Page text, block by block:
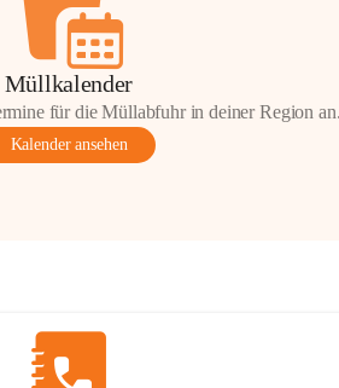
Müllkalender
für die Müllabfuhr in deiner Region an.
Kalender ansehen